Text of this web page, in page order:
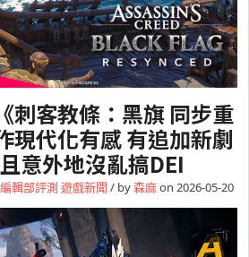
刺客教條：黑旗 同步重
現代化有感 有追加新劇
意外地沒亂搞DEI
編輯部評測 遊戲新聞 / by森麻on 2026-05-20